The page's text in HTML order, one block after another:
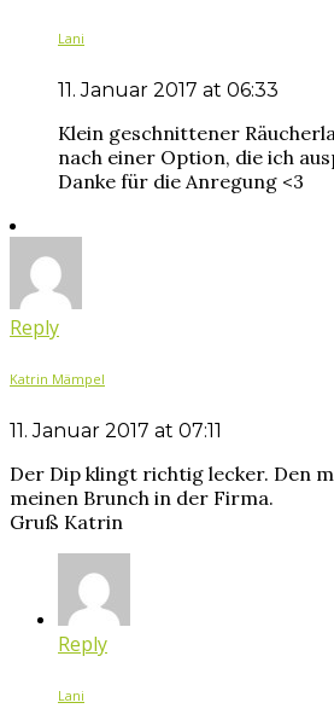
Lani
11. Januar 2017 at 06:33
Klein geschnittener
nach einer Option, die ich
Danke für die Anregung <3
Reply
Katrin Mämpel
11. Januar 2017 at 07:11
Der Dip klingt richtig lecker. Den
meinen Brunch in der Firma.
Gruß Katrin
Reply
Lani